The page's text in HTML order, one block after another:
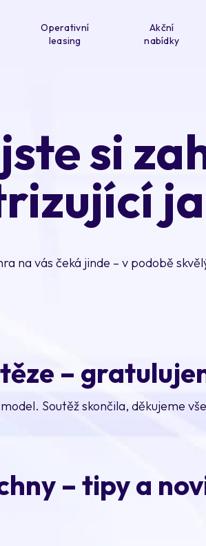
Operativní
leasing
Akční
nabídky
si
na vás čeká jinde – v podobě
–
Soutěž skončila, děkujeme
– tipy a